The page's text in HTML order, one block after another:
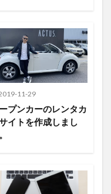
11-29
プンカーのレンタカ
イトを作成しまし